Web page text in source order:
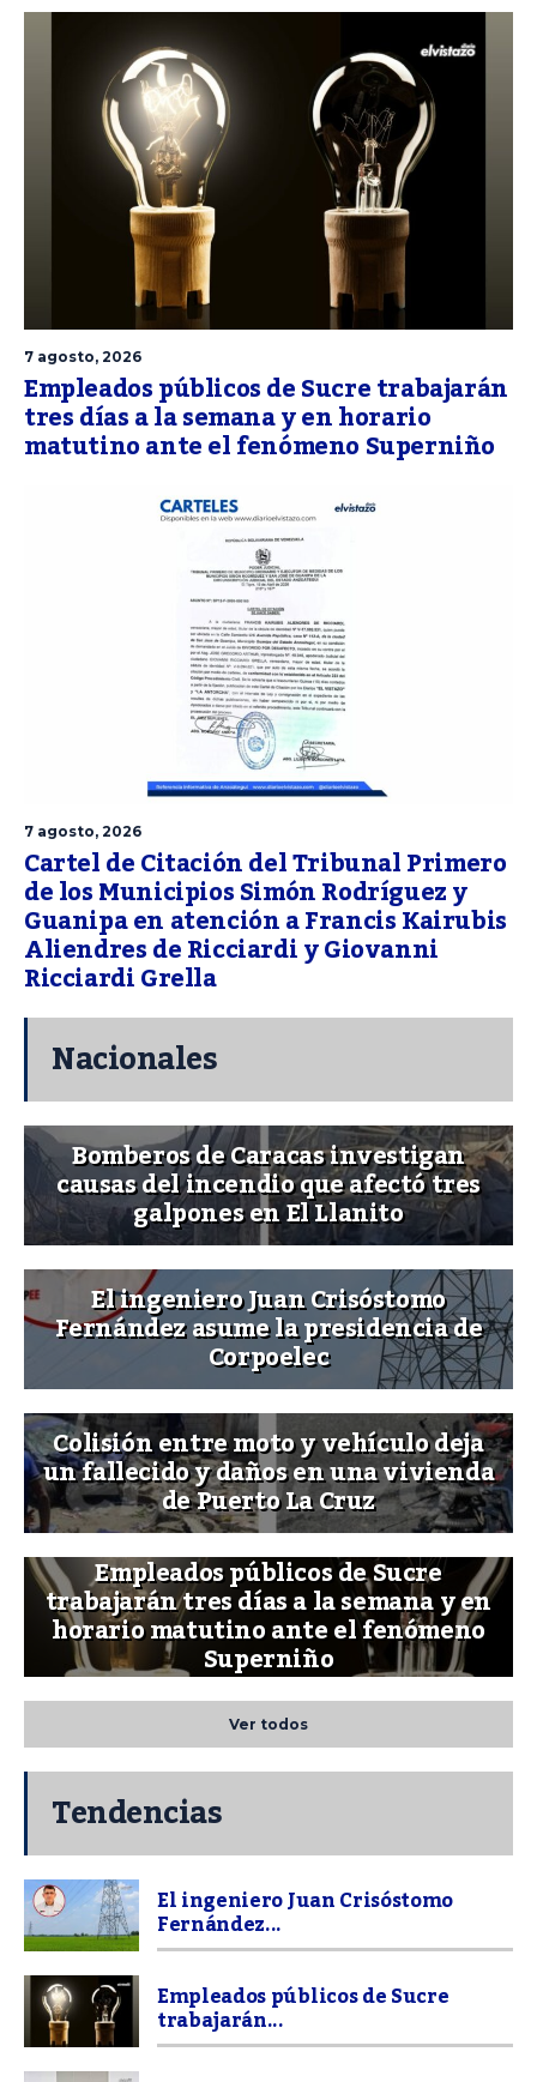
7 agosto, 2026
Empleados públicos de Sucre trabajarán
tres días a la semana y en horario
matutino ante el fenómeno Superniño
7 agosto, 2026
Cartel de Citación del Tribunal Primero
de los Municipios Simón Rodríguez y
Guanipa en atención a Francis Kairubis
Aliendres de Ricciardi y Giovanni
Ricciardi Grella
Nacionales
Bomberos de Caracas investigan
causas del incendio que afectó tres
galpones en El Llanito
El ingeniero Juan Crisóstomo
Fernández asume la presidencia de
Corpoelec
Colisión entre moto y vehículo deja
un fallecido y daños en una vivienda
de Puerto La Cruz
Empleados públicos de Sucre
trabajarán tres días a la semana y en
horario matutino ante el fenómeno
Superniño
Ver todos
Tendencias
El ingeniero Juan Crisóstomo
Fernández...
Empleados públicos de Sucre
trabajarán...